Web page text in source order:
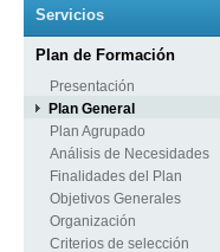
Servicios
Plan de Formación
Presentación
Plan General
Plan Agrupado
Análisis de Necesidades
Finalidades del Plan
Objetivos Generales
Organización
Criterios de selección